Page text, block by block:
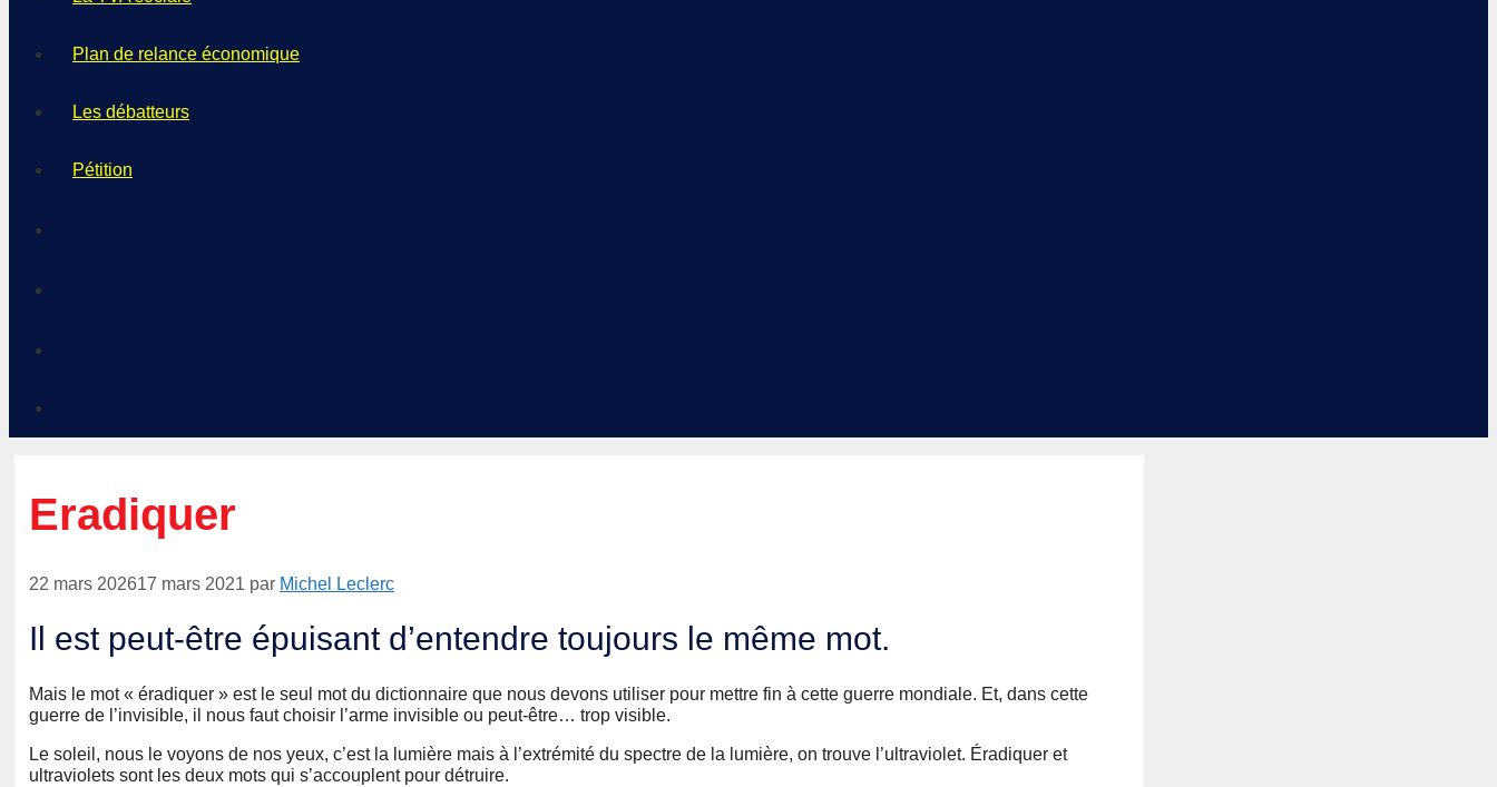
Plan de relance économique
Les débatteurs
Pétition
Eradiquer
22 mars 202617 mars 2021 par Michel Leclerc
Il est peut-être épuisant d’entendre toujours le même mot.
Mais le mot « éradiquer » est le seul mot du dictionnaire que nous devons utiliser pour mettre fin à cette guerre mondiale. Et, dans cette
guerre de l’invisible, il nous faut choisir l’arme invisible ou peut-être… trop visible.
Le soleil, nous le voyons de nos yeux, c’est la lumière mais à l’extrémité du spectre de la lumière, on trouve l’ultraviolet. Éradiquer et
ultraviolets sont les deux mots qui s’accouplent pour détruire.